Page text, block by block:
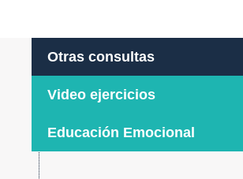
Otras consultas
Video ejercicios
Educación Emocional